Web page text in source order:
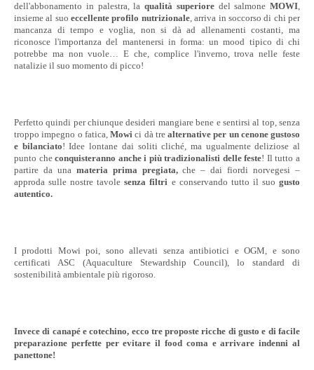
dell'abbonamento in palestra, la qualità superiore del salmone MOWI,
insieme al suoeccellente profilo nutrizionale, arriva in soccorso di chi per
mancanza di tempo e voglia, non si dà ad allenamenti costanti, ma
riconosce l'importanza del mantenersi in forma: un mood tipico di chi
potrebbe ma non vuole… E che, complice l'inverno, trova nelle feste
natalizie il suo momento di picco!
Perfetto quindi per chiunque desideri mangiare bene e sentirsi al top, senza
troppo impegno o fatica, Mowici dà tre alternative per un cenone gustoso
e bilanciato! Idee lontane dai soliti cliché, ma ugualmente deliziose al
punto checonquisteranno anche i più tradizionalisti delle feste! Il tutto a
partire da una materia prima pregiata,che – dai fiordi norvegesi –
approda sulle nostre tavole senza filtri e conservando tutto il suo gusto
autentico.
I prodotti Mowi poi, sono allevati senza antibiotici e OGM, e sono
certificati ASC (Aquaculture Stewardship Council), lo standard di
sostenibilità ambientale più rigoroso.
Invece di canapé e cotechino, ecco tre proposte ricche di gusto e di facile
preparazione perfette per evitare il food coma e arrivare indenni al
panettone!